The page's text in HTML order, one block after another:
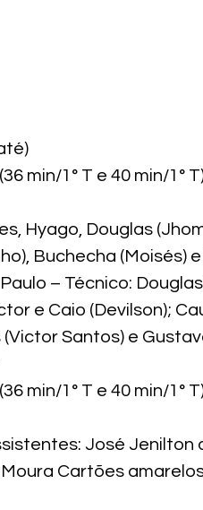
min/1° T e 40 min/1°
Hyago, Douglas
Buchecha (Moisés)
– Técnico:
e Caio (Devilson);
Santos) e
min/1° T e 40 min/1°
José Jenilton
Cartões